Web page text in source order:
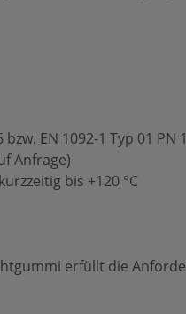
EN 1092-1 Typ 01 PN
Anfrage)
bis +120 °C
erfüllt die